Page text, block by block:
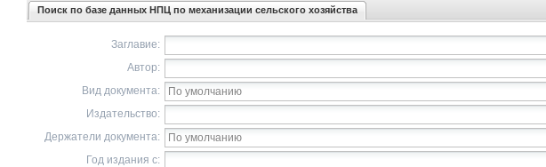
Поиск по базе данных НПЦ по механизации сельского хозяйства
Заглавие:
Автор:
Вид документа:
Издательство:
Держатели документа:
Год издания с: